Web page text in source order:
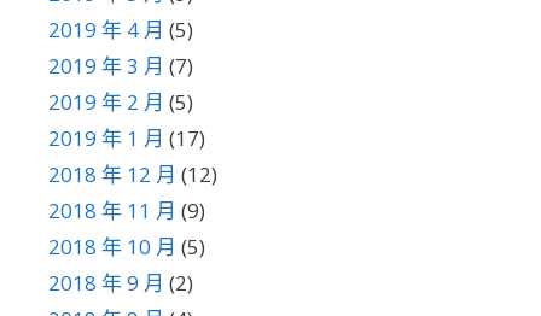
2019 年 4 月 (5)
2019 年 3 月 (7)
2019 年 2 月 (5)
2019 年 1 月 (17)
2018 年 12 月 (12)
2018 年 11 月 (9)
2018 年 10 月 (5)
2018 年 9 月 (2)